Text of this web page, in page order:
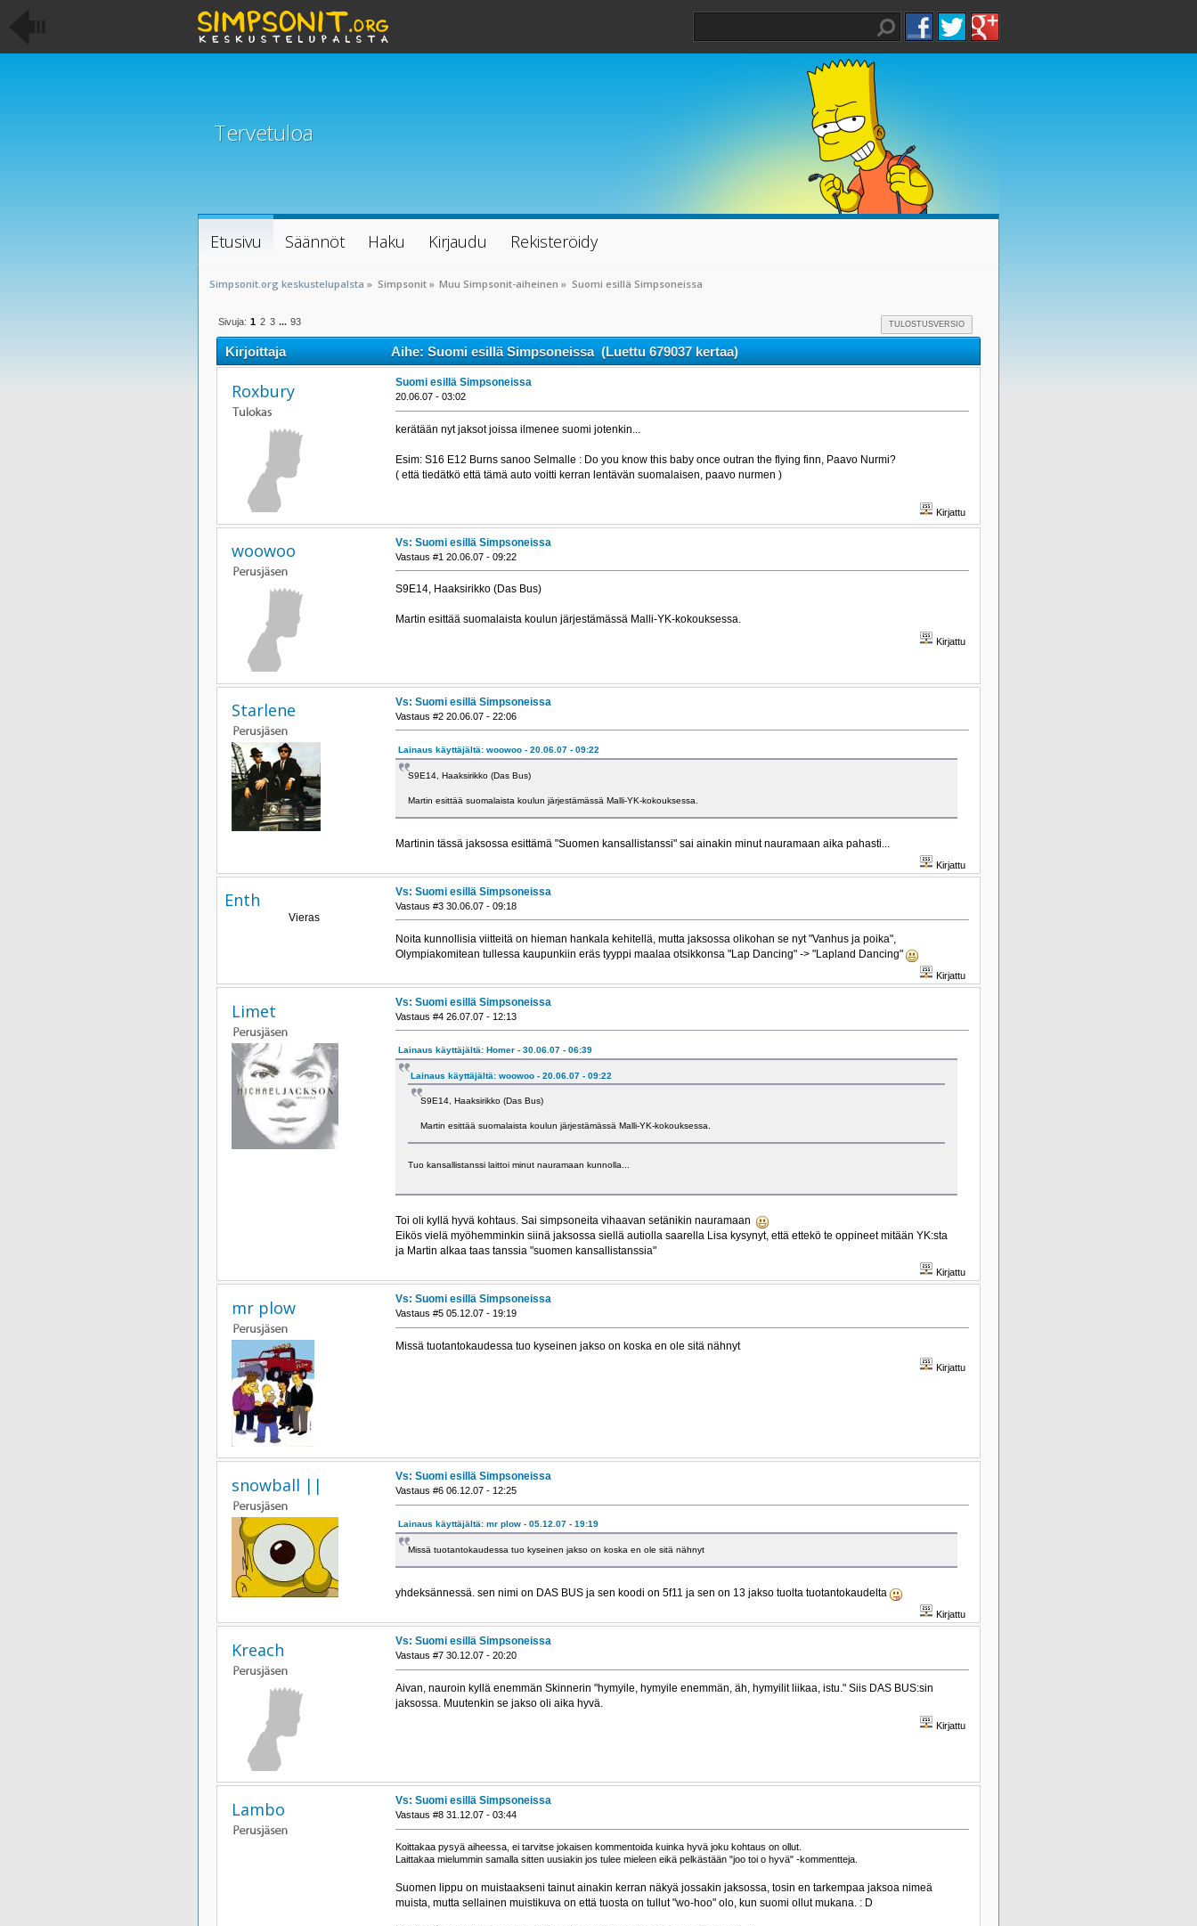
Tervetuloa
Etusivu Säännöt Haku Kirjaudu Rekisteröidy
Simpsonit.org keskustelupalsta » Simpsonit» Muu Simpsonit-aiheinen » Suomi esillä Simpsoneissa
TULOSTUSVERSIO
Sivuja: 1 2 3 ... 93
Kirjoittaja Aihe: Suomi esillä Simpsoneissa (Luettu 679037 kertaa)
Roxbury Suomi esillä Simpsoneissa
20.06.07 - 03:02
kerätään nyt jaksot joissa ilmenee suomi jotenkin...
Esim: S16 E12 Burns sanoo Selmalle : Do you know this baby once outran the flying finn, Paavo Nurmi?
( että tiedätkö että tämä auto voitti kerran lentävän suomalaisen, paavo nurmen )
Kirjattu
woowoo Vs: Suomi esillä Simpsoneissa
Vastaus #1 20.06.07 - 09:22
S9E14, Haaksirikko (Das Bus)
Martin esittää suomalaista koulun järjestämässä Malli-YK-kokouksessa.
Kirjattu
Starlene Vs: Suomi esillä Simpsoneissa
Vastaus #2 20.06.07 - 22:06
Lainaus käyttäjältä: woowoo - 20.06.07 - 09:22
S9E14, Haaksirikko (Das Bus)
Martin esittää suomalaista koulun järjestämässä Malli-YK-kokouksessa.
Martinin tässä jaksossa esittämä "Suomen kansallistanssi" sai ainakin minut nauramaan aika pahasti...
Kirjattu
Enth
Vieras
Vs: Suomi esillä Simpsoneissa
Vastaus #3 30.06.07 - 09:18
Noita kunnollisia viitteitä on hieman hankala kehitellä, mutta jaksossa olikohan se nyt "Vanhus ja poika",
Olympiakomitean tullessa kaupunkiin eräs tyyppi maalaa otsikkonsa "Lap Dancing" -> "Lapland Dancing"
Kirjattu
Limet Vs: Suomi esillä Simpsoneissa
Vastaus #4 26.07.07 - 12:13
Lainaus käyttäjältä: Homer - 30.06.07 - 06:39
Lainaus käyttäjältä: woowoo - 20.06.07 - 09:22
S9E14, Haaksirikko (Das Bus)
Martin esittää suomalaista koulun järjestämässä Malli-YK-kokouksessa.
Tuo kansallistanssi laittoi minut nauramaan kunnolla...
Toi oli kyllä hyvä kohtaus. Sai simpsoneita vihaavan setänikin nauramaan
Eikös vielä myöhemminkin siinä jaksossa siellä autiolla saarella Lisa kysynyt, että ettekö te oppineet mitään YK:sta
ja Martin alkaa taas tanssia "suomen kansallistanssia"
Kirjattu
mr plow Vs: Suomi esillä Simpsoneissa
Vastaus #5 05.12.07 - 19:19
Missä tuotantokaudessa tuo kyseinen jakso on koska en ole sitä nähnyt
Kirjattu
snowball || Vs: Suomi esillä Simpsoneissa
Vastaus #6 06.12.07 - 12:25
Lainaus käyttäjältä: mr plow - 05.12.07 - 19:19
Missä tuotantokaudessa tuo kyseinen jakso on koska en ole sitä nähnyt
yhdeksännessä. sen nimi on DAS BUS ja sen koodi on 5f11 ja sen on 13 jakso tuolta tuotantokaudelta
Kirjattu
Kreach Vs: Suomi esillä Simpsoneissa
Vastaus #7 30.12.07 - 20:20
Aivan, nauroin kyllä enemmän Skinnerin "hymyile, hymyile enemmän, äh, hymyilit liikaa, istu." Siis DAS BUS:sin
jaksossa. Muutenkin se jakso oli aika hyvä.
Kirjattu
Lambo Vs: Suomi esillä Simpsoneissa
Vastaus #8 31.12.07 - 03:44
Koittakaa pysyä aiheessa, ei tarvitse jokaisen kommentoida kuinka hyvä joku kohtaus on ollut.
Laittakaa mielummin samalla sitten uusiakin jos tulee mieleen eikä pelkästään "joo toi o hyvä" -kommentteja.
Suomen lippu on muistaakseni tainut ainakin kerran näkyä jossakin jaksossa, tosin en tarkempaa jaksoa nimeä
muista, mutta sellainen muistikuva on että tuosta on tullut "wo-hoo" olo, kun suomi ollut mukana. : D